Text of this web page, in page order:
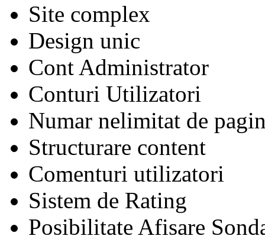
Site complex
Design unic
Cont Administrator
Conturi Utilizatori
Numar nelimitat de
Structurare content
Comenturi utilizatori
Sistem de Rating
Posibilitate Afisare